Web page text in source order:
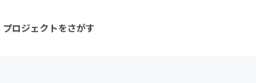
プロジェクトをさがす